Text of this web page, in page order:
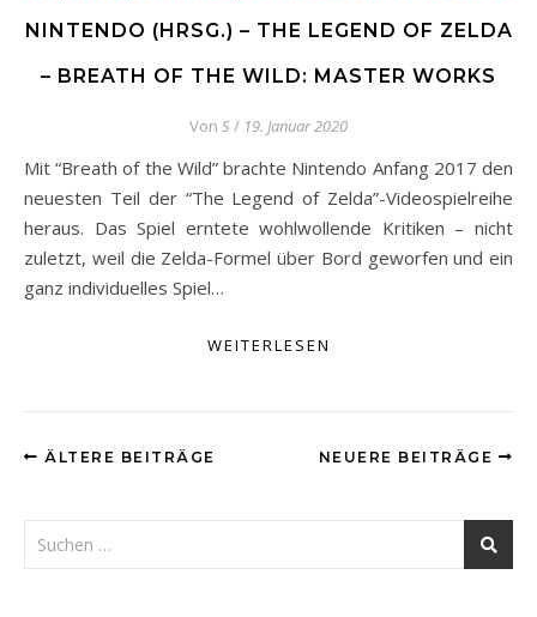
NINTENDO (HRSG.) – THE LEGEND OF ZELDA
– BREATH OF THE WILD: MASTER WORKS
Von S/ 19. Januar 2020
Mit “Breath of the Wild” brachte Nintendo Anfang 2017 den
neuesten Teil der “The Legend of Zelda”-Videospielreihe
heraus. Das Spiel erntete wohlwollende Kritiken – nicht
zuletzt, weil die Zelda-Formel über Bord geworfen und ein
ganz individuelles Spiel…
WEITERLESEN
ÄLTERE BEITRÄGE NEUERE BEITRÄGE